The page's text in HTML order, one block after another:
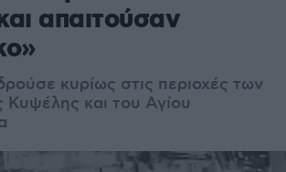
απαιτούσαν
κυρίως στις περιοχές των
Κυψέλης και του Αγίου